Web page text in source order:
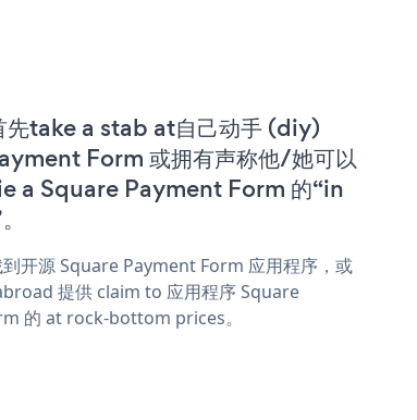
先take a stab at自己动手 (diy)
Form 或拥有声称他/她可以
a Square Payment Form 的“in
开源 Square Payment Form 应用程序，或
提供 claim to 应用程序 Square
的 at rock-bottom prices。